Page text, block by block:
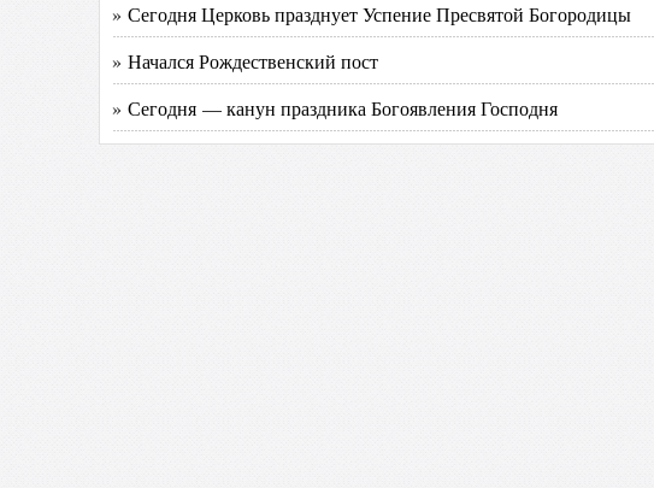
» Сегодня Церковь празднует Успение Пресвятой Богородицы
» Начался Рождественский пост
» Сегодня — канун праздника Богоявления Господня